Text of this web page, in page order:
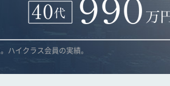
ハイクラス会員の実績。